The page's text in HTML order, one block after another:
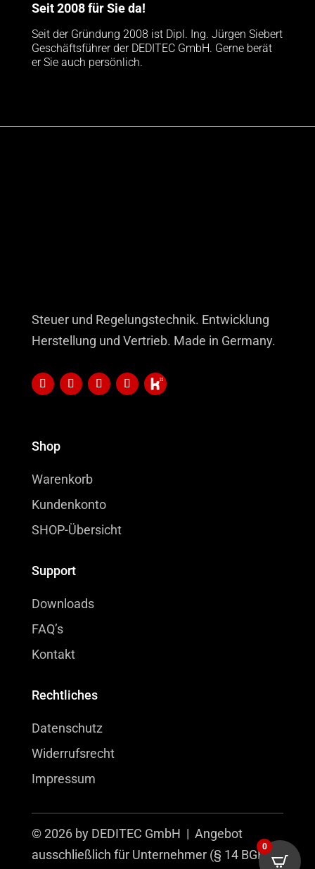
Seit 2008 für Sie da!
Seit der Gründung 2008 ist Dipl. Ing. Jürgen Siebert
Geschäftsführer der DEDITEC GmbH. Gerne berät
er Sie auch persönlich.
Steuer und Regelungstechnik. Entwicklung
Herstellung und Vertrieb. Made in Germany.
Shop
Warenkorb
Kundenkonto
SHOP-Übersicht
Support
Downloads
FAQ’s
Kontakt
Rechtliches
Datenschutz
Widerrufsrecht
Impressum
© 2026 by DEDITEC GmbH | Angebot
ausschließlich für Unternehmer (§ 14 BGB).
0